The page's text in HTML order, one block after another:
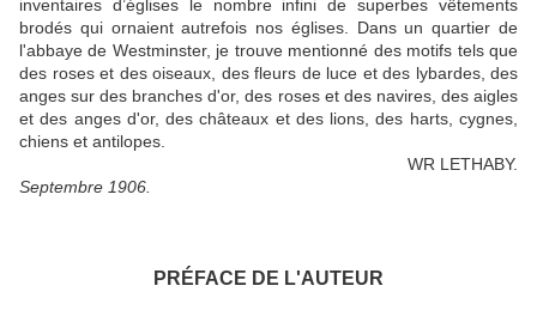
inventaires d’églises le nombre infini de superbes vêtements
brodés qui ornaient autrefois nos églises.
Dans un quartier de
l'abbaye de Westminster, je trouve mentionné des motifs tels que
des roses et des oiseaux, des fleurs de luce et des lybardes, des
anges sur des branches d'or, des roses et des navires, des aigles
et des anges d'or, des châteaux et des lions, des harts, cygnes,
chiens et antilopes.
WR LETHABY.
Septembre 1906.
PRÉFACE DE L'AUTEUR